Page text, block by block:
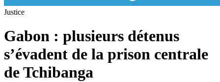
Justice
Gabon : plusieurs détenus
s’évadent de la prison centrale
de Tchibanga